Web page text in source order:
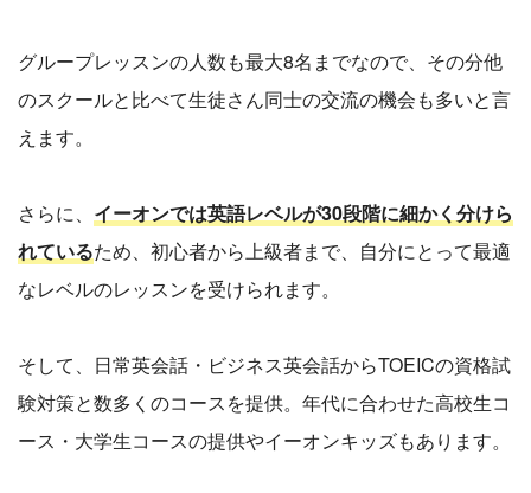
グループレッスンの人数も最大8名までなので、その分他
のスクールと比べて生徒さん同士の交流の機会も多いと言
えます。
さらに、 イーオンでは英語レベルが30段階に細かく分けら
れているため、初心者から上級者まで、自分にとって最適
なレベルのレッスンを受けられます。
そして、日常英会話・ビジネス英会話からTOEICの資格試
験対策と数多くのコースを提供。年代に合わせた高校生コ
ース・大学生コースの提供やイーオンキッズもあります。